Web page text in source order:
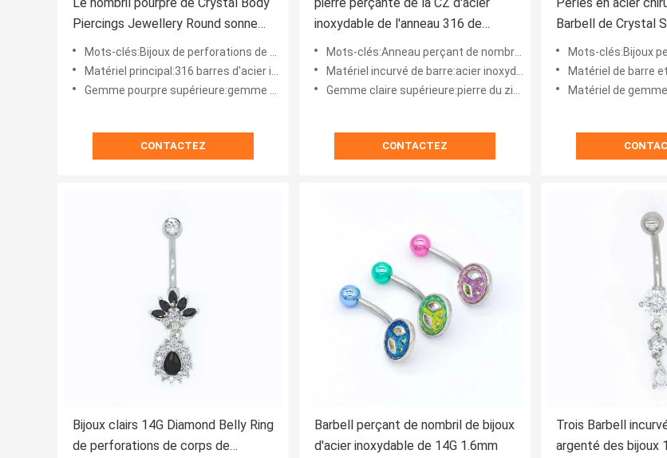
Piercings Jewellery Round sonne
l'acier inoxydable 316
Mots-clés:Bijoux de perforations de corps
Matériel principal:316 barres d'acier inoxydables et boule
Gemme pourpre supérieure:gemme en cristal
CONTACTEZ
inoxydable de l'anneau 316 de
nombril de corps de l'oeil bleu 14ga
Mots-clés:Anneau perçant de nombril de corps
Matériel incurvé de barre:acier inoxydable 316
Gemme claire supérieure:pierre du zircon/CZ
CONTACTEZ
Barbell de Crystal
Piercings Jewellery
Mots-clés:Bijoux
Matériel de barre et
Matériel de gemmes
Bijoux clairs 14G Diamond Belly Ring
de perforations de corps de
Barbell perçant de nombril de bijoux
d'acier inoxydable de 14G 1.6mm
Trois Barbell
argenté des bijoux